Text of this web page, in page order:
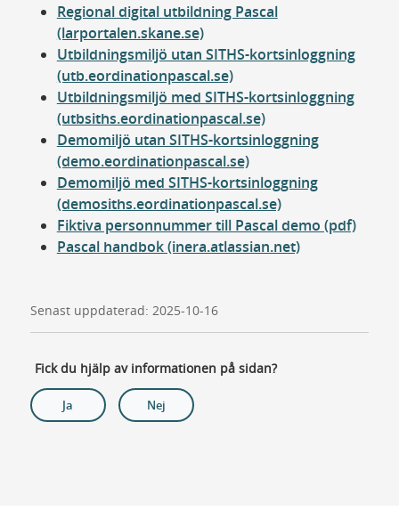
Regional digital utbildning Pascal
(larportalen.skane.se)
Utbildningsmiljö utan SITHS-kortsinloggning
(utb.eordinationpascal.se)
Utbildningsmiljö med SITHS-kortsinloggning
(utbsiths.eordinationpascal.se)
Demomiljö utan SITHS-kortsinloggning
(demo.eordinationpascal.se)
Demomiljö med SITHS-kortsinloggning
(demosiths.eordinationpascal.se)
Fiktiva personnummer till Pascal demo (pdf)
Pascal handbok (inera.atlassian.net)
Senast uppdaterad: 2025-10-16
Fick du hjälp av informationen på sidan?
Ja Nej